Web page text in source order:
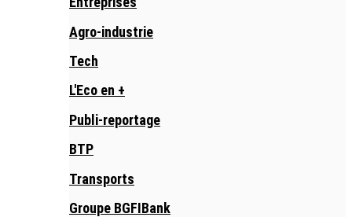
Agro-industrie
Tech
L'Eco en +
Publi-reportage
BTP
Transports
Groupe BGFIBank